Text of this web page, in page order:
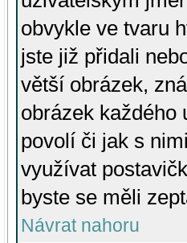
obvykle ve tvaru
jste již přidali
větší obrázek,
obrázek každého
povolí či jak s
využívat
byste se měli
Návrat nahoru